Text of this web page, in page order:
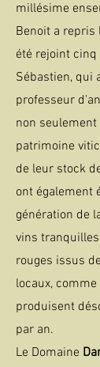
millésime
Benoit a repris
été rejoint
Sébastien, qui
professeur
non
patrimoine
de leur stock
ont également
génération de
vins
rouges issus
locaux,
produisent
par an.
Le Domaine